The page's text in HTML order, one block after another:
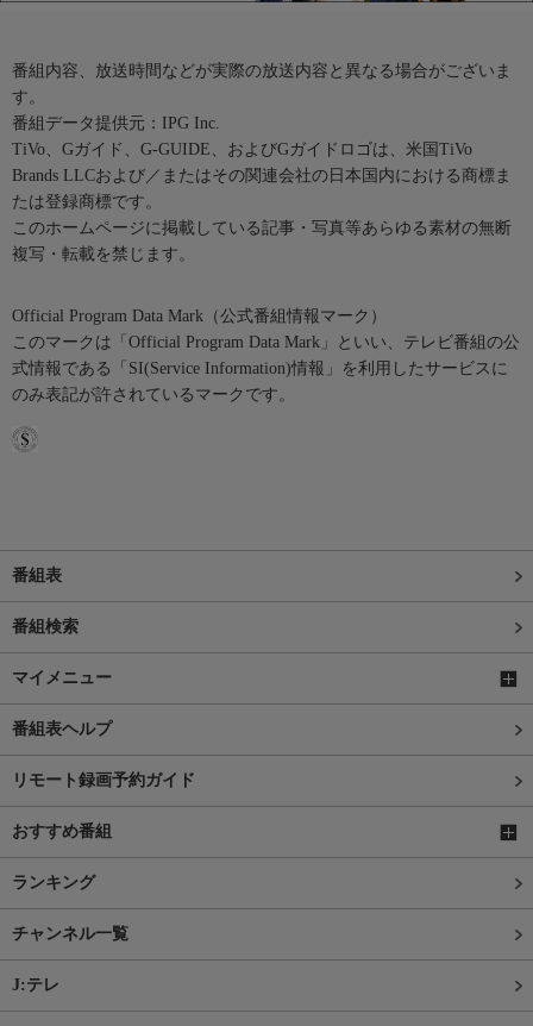
番組内容、放送時間などが実際の放送内容と異なる場合がございま
す。
番組データ提供元：IPG Inc.
TiVo、Gガイド、G-GUIDE、およびGガイドロゴは、米国TiVo
Brands LLCおよび／またはその関連会社の日本国内における商標ま
たは登録商標です。
このホームページに掲載している記事・写真等あらゆる素材の無断
複写・転載を禁じます。
Official Program Data Mark（公式番組情報マーク）
このマークは「Official Program Data Mark」といい、テレビ番組の公
式情報である「SI(Service Information)情報」を利用したサービスに
のみ表記が許されているマークです。
番組表
番組検索
マイメニュー
番組表ヘルプ
リモート録画予約ガイド
おすすめ番組
ランキング
チャンネル一覧
J:テレ